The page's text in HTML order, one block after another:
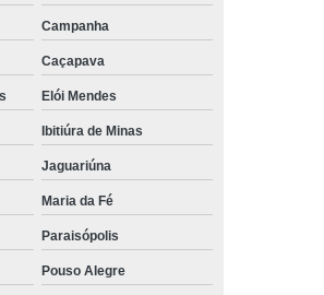
de Carro Belo Horizonte
Carro
Veicular para Frota
Rastreador de Carros
Gps Carro
para Carro
no Carro
Campanha
Caçapava
Elói Mendes
Ibitiúra de Minas
Jaguariúna
Maria da Fé
Paraisópolis
Pouso Alegre